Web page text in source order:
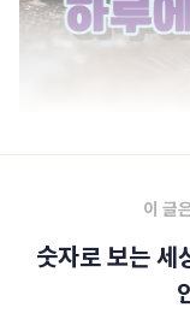
이 글
숫자로 보는